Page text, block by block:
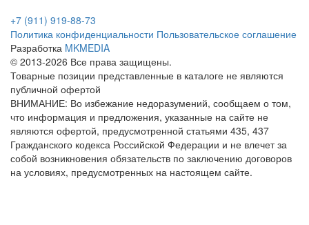
+7 (911) 919-88-73
Политика конфиденциальности Пользовательское соглашение
Разработка MKMEDIA
© 2013-2026 Все права защищены.
Товарные позиции представленные в каталоге не являются
публичной офертой
ВНИМАНИЕ: Во избежание недоразумений, сообщаем о том,
что информация и предложения, указанные на сайте не
являются офертой, предусмотренной статьями 435, 437
Гражданского кодекса Российской Федерации и не влечет за
собой возникновения обязательств по заключению договоров
на условиях, предусмотренных на настоящем сайте.